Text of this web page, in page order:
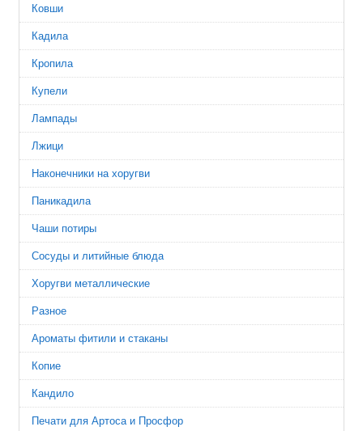
Ковши
Кадила
Кропила
Купели
Лампады
Лжици
Наконечники на хоругви
Паникадила
Чаши потиры
Сосуды и литийные блюда
Хоругви металлические
Разное
Ароматы фитили и стаканы
Копие
Кандило
Печати для Артоса и Просфор